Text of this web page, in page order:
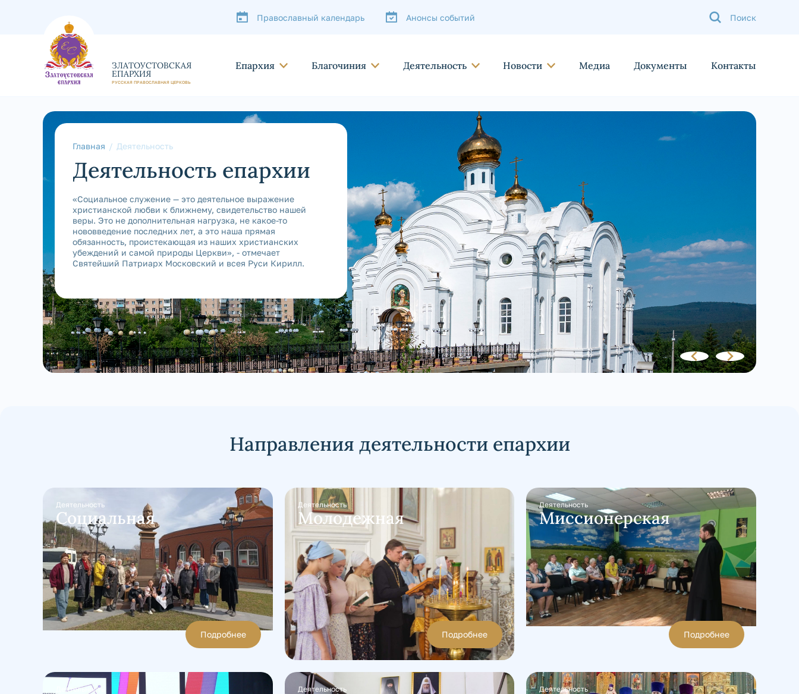
Православный календарь Анонсы событий
ЗЛАТОУСТОВСКАЯ
ЕПАРХИЯ
РУССКАЯ ПРАВОСЛАВНАЯ ЦЕРКОВЬ
Епархия Благочиния Деятельность Новости Медиа Документы Контакты
Главная Деятельность
Деятельность епархии
«Социальное служение — это деятельное выражение
христианской любви к ближнему, свидетельство нашей
веры. Это не дополнительная нагрузка, не какое-то
нововведение последних лет, а это наша прямая
обязанность, проистекающая из наших христианских
убеждений и самой природы Церкви», - отмечает
Святейший Патриарх Московский и всея Руси Кирилл.
Направления деятельности епархии
Деятельность
Социальная
Подробнее
Деятельность
Молодежная
Подробнее
Деятельность
Миссионерская
Подробнее
Деятельность Деятельность Деятельность